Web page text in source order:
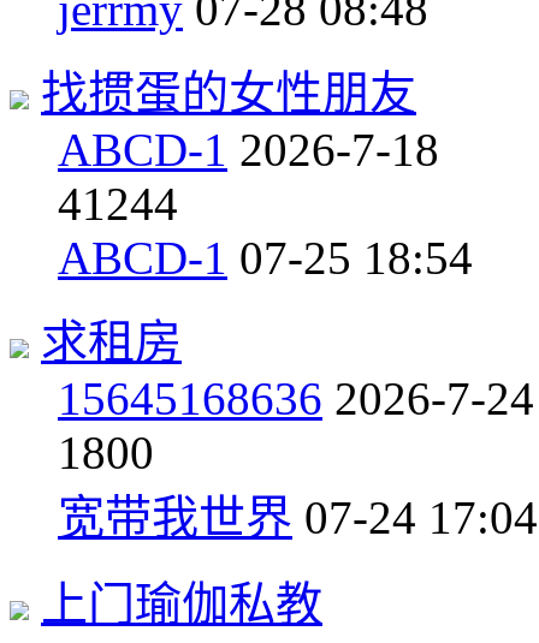
找掼蛋的女性朋友
ABCD-1 2026-7-18
41244
ABCD-1 07-25 18:54
求租房
15645168636 2026-7-24
1800
宽带我世界 07-24 17:04
上门瑜伽私教